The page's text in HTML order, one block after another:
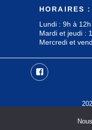
HORAIRES :
Lundi : 9h à
Mardi et jeudi :
Mercredi et
Facebook